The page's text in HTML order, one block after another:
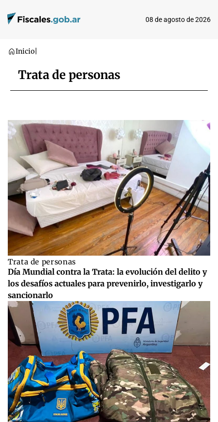
08 de agosto de 2026
Inicio
Trata de personas
Trata de personas
Día Mundial contra la Trata: la evolución del delito y
los desafíos actuales para prevenirlo, investigarlo y
sancionarlo